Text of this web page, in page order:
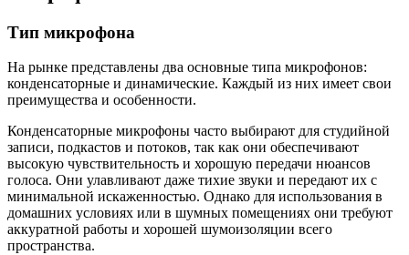
Тип микрофона
На рынке представлены два основные типа микрофонов:
конденсаторные и динамические. Каждый из них имеет свои
преимущества и особенности.
Конденсаторные микрофоны часто выбирают для студийной
записи, подкастов и потоков, так как они обеспечивают
высокую чувствительность и хорошую передачи нюансов
голоса. Они улавливают даже тихие звуки и передают их с
минимальной искаженностью. Однако для использования в
домашних условиях или в шумных помещениях они требуют
аккуратной работы и хорошей шумоизоляции всего
пространства.